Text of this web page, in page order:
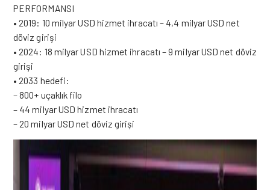
PERFORMANSI
• 2019: 10 milyar USD hizmet ihracatı – 4,4 milyar USD net
döviz girişi
• 2024: 18 milyar USD hizmet ihracatı – 9 milyar USD net döviz
girişi
• 2033 hedefi:
– 800+ uçaklık filo
– 44 milyar USD hizmet ihracatı
– 20 milyar USD net döviz girişi